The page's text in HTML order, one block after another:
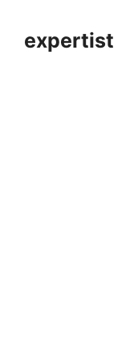
expertist